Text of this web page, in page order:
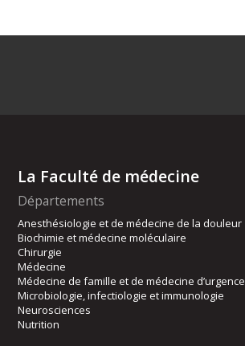
La Faculté de médecine
Départements
Anesthésiologie et de médecine de la douleur
Biochimie et médecine moléculaire
Chirurgie
Médecine
Médecine de famille et de médecine d’urgence
Microbiologie, infectiologie et immunologie
Neurosciences
Nutrition